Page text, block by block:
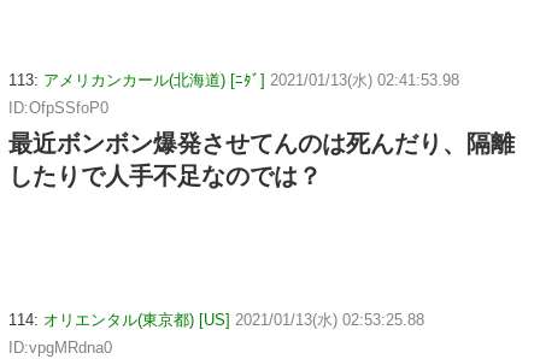
113: アメリカンカール(北海道) [ﾆﾀﾞ] 2021/01/13(水) 02:41:53.98
ID:OfpSSfoP0
最近ボンボン爆発させてんのは死んだり、隔離
したりで人手不足なのでは？
114: オリエンタル(東京都) [US] 2021/01/13(水) 02:53:25.88
ID:vpgMRdna0